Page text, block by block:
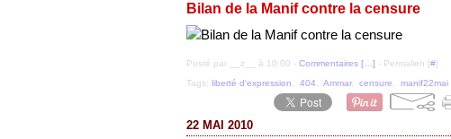
Bilan de la Manif contre la censure
Posté par __z__ à 10:00 - Commentaires [ ] - Permalien [#]
Tags: liberté d'expression 404 Ammar, censure manif22mai
22 MAI 2010